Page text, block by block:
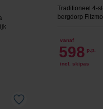
Traditioneel 4-
bergdorp
vanaf
598 p.p.
incl. skipas